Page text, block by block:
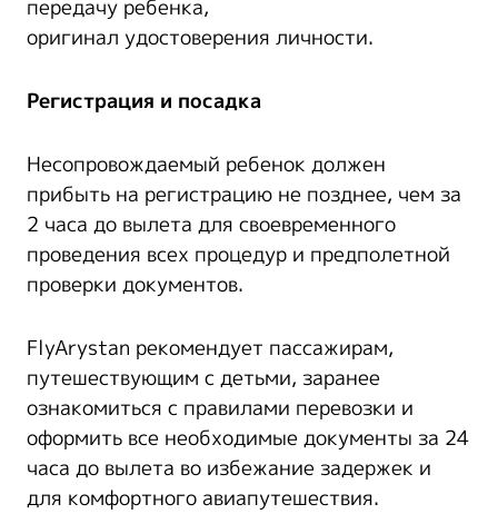
передачу ребенка,
оригинал удостоверения личности.
Регистрация и посадка
Несопровождаемый ребенок должен
прибыть на регистрацию не позднее, чем за
2 часа до вылета для своевременного
проведения всех процедур и предполетной
проверки документов.
FlyArystan рекомендует пассажирам,
путешествующим с детьми, заранее
ознакомиться с правилами перевозки и
оформить все необходимые документы за 24
часа до вылета во избежание задержек и
для комфортного авиапутешествия.